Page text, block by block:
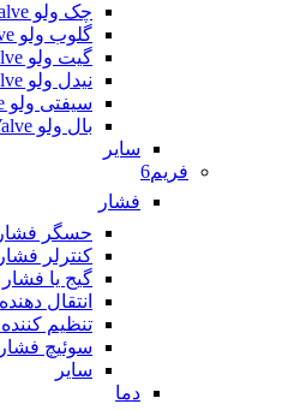
چک ولو Check Valve یا شیر یک طرفه
گلوب ولو Globe Valve یا شیر کروی
گیت ولو Gate Valve یا شیر دروازه ای
نیدل ولو Needle Valve یا شیر سوزنی
سیفتی ولو Safety Valve یا شیر اطمینان
بال ولو Ball Valve یا شیر توپی
سایر
فریم6
فشار
حسگر
کنترلر فشار
گیج یا
انتقال
تنظیم کننده
سوئیچ فشار
سایر
دما